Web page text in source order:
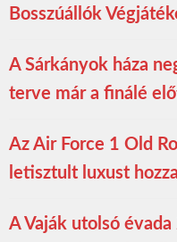
Bosszúállók
A Sárkányok háza
terve már a finálé
Az Air Force 1 Old
letisztult luxust
A Vaják utolsó